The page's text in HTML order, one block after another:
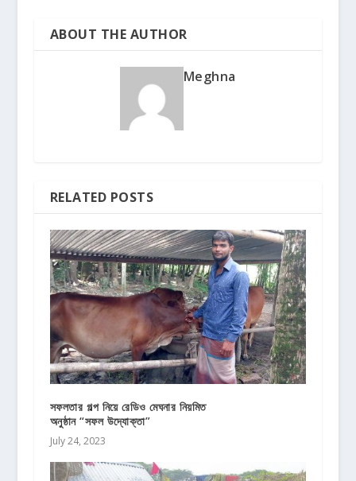
ABOUT THE AUTHOR
Meghna
RELATED POSTS
সফলতার গল্প নিয়ে রেডিও মেঘনার নিয়মিত
অনুষ্ঠান “সফল উদ্যোক্তা”
July 24, 2023